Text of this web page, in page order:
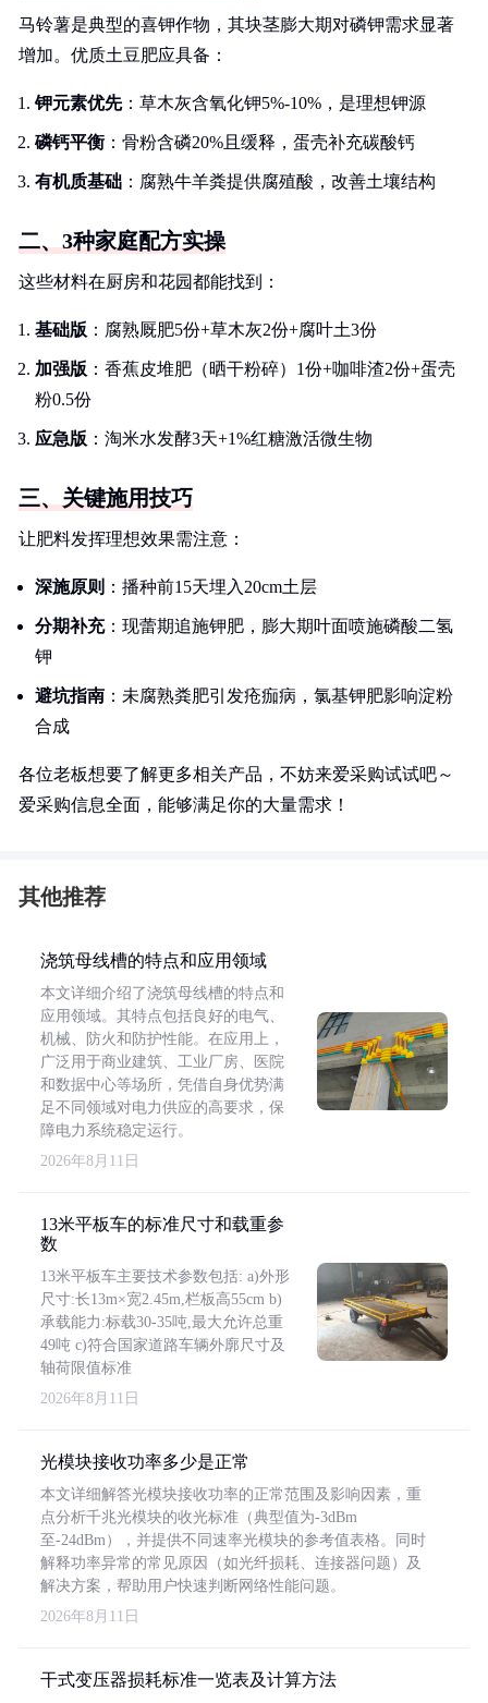
马铃薯是典型的喜钾作物，其块茎膨大期对磷钾需求显著
增加。优质土豆肥应具备：
钾元素优先：草木灰含氧化钾5%-10%，是理想钾源
磷钙平衡 ：骨粉含磷20%且缓释，蛋壳补充碳酸钙
有机质基础 ：腐熟牛羊粪提供腐殖酸，改善土壤结构
二、3种家庭配方实操
这些材料在厨房和花园都能找到：
基础版 ：腐熟厩肥5份+草木灰2份+腐叶土3份
加强版 ：香蕉皮堆肥（晒干粉碎）1份+咖啡渣2份+蛋壳
粉0.5份
应急版 ：淘米水发酵3天+1%红糖激活微生物
三、关键施用技巧
让肥料发挥理想效果需注意：
深施原则 ：播种前15天埋入20cm土层
分期补充：现蕾期追施钾肥，膨大期叶面喷施磷酸二氢
钾
避坑指南 ：未腐熟粪肥引发疮痂病，氯基钾肥影响淀粉
合成
各位老板想要了解更多相关产品，不妨来爱采购试试吧～
爱采购信息全面，能够满足你的大量需求！
其他推荐
浇筑母线槽的特点和应用领域
本文详细介绍了浇筑母线槽的特点和
应用领域。其特点包括良好的电气、
机械、防火和防护性能。在应用上，
广泛用于商业建筑、工业厂房、医院
和数据中心等场所，凭借自身优势满
足不同领域对电力供应的高要求，保
障电力系统稳定运行。
2026年8月11日
13米平板车的标准尺寸和载重参
数
13米平板车主要技术参数包括: a)外形
尺寸:长13m×宽2.45m,栏板高55cm b)
承载能力:标载30-35吨,最大允许总重
49吨 c)符合国家道路车辆外廓尺寸及
轴荷限值标准
2026年8月11日
光模块接收功率多少是正常
本文详细解答光模块接收功率的正常范围及影响因素，重
点分析千兆光模块的收光标准（典型值为-3dBm
至-24dBm），并提供不同速率光模块的参考值表格。同时
解释功率异常的常见原因（如光纤损耗、连接器问题）及
解决方案，帮助用户快速判断网络性能问题。
2026年8月11日
干式变压器损耗标准一览表及计算方法